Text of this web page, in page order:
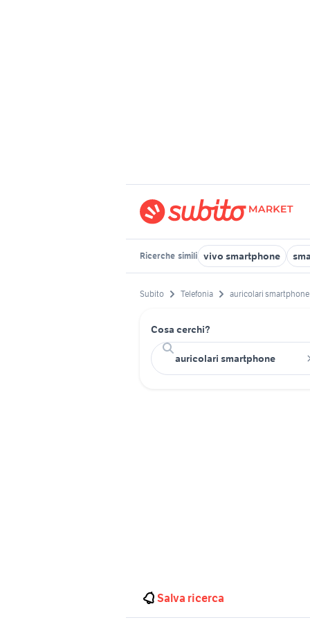
Ricerche simili vivo smartphone
Subito Telefonia auricolari smartphone
Cosa cerchi?
Salva ricerca